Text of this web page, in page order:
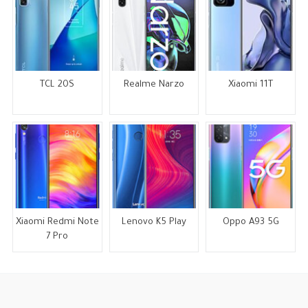
TCL 20S Realme Narzo Xiaomi 11T
Xiaomi Redmi Note
7 Pro
Lenovo K5 Play Oppo A93 5G